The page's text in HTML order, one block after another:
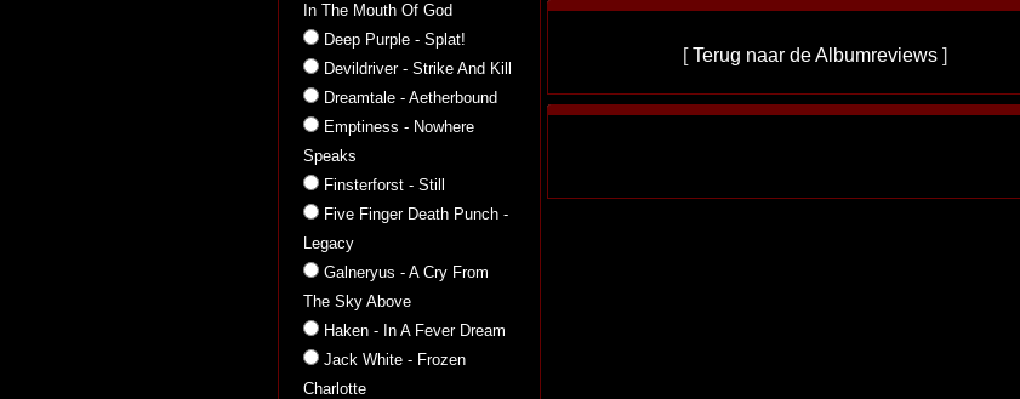
In The Mouth Of God
Deep Purple - Splat!
Devildriver - Strike And Kill
Dreamtale - Aetherbound
Emptiness - Nowhere
Speaks
Finsterforst - Still
Five Finger Death Punch -
Legacy
Galneryus - A Cry From
The Sky Above
Haken - In A Fever Dream
Jack White - Frozen
Charlotte
[Terug naar de Albumreviews ]